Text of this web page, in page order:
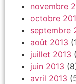
novembre
octobre
septembre
août 2013
juillet 2013
juin 2013
avril 2013